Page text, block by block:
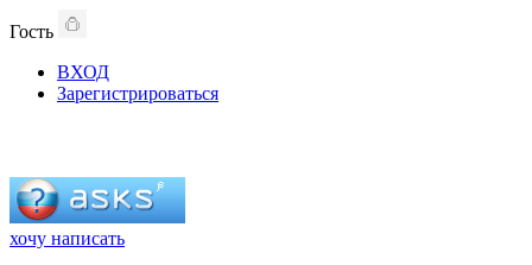
Гость
ВХОД
Зарегистрироваться
хочу написать